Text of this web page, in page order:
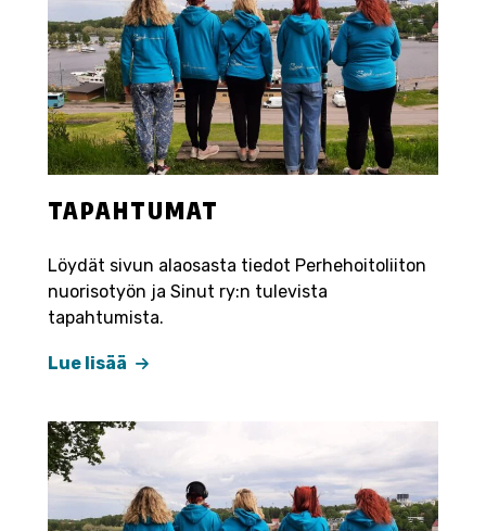
TAPAHTUMAT
Löydät sivun alaosasta tiedot Perhehoitoliiton
nuorisotyön ja Sinut ry:n tulevista
tapahtumista.
Lue lisää